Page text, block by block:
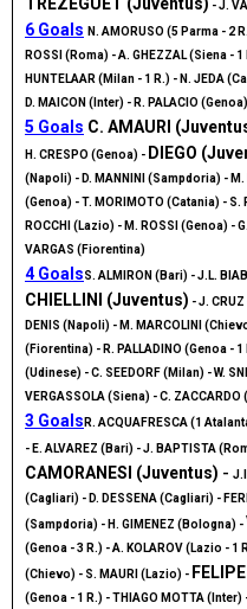
- J.
6 Goals N. AMORUSO (5 Parma - 2
ROSSI (Roma) - A. GHEZZAL (Siena -
HUNTELAAR (Milan - 1 R.) - N. JEDA
D. MAICON (Inter) - R. PALACIO (Genoa)
5 Goals C. AMAURI
H. CRESPO (Genoa) - DIEGO
(Napoli) - D. MANNINI (Sampdoria) -
(Genoa) - T. MORIMOTO (Catania) - S.
ROCCHI (Lazio) - M. ROSSI (Genoa) -
VARGAS (Fiorentina)
4 GoalsS. ALMIRON (Bari) - J.L.
CHIELLINI (Juventus) - J.
DENIS (Napoli) - M. MARCOLINI
(Fiorentina) - R. PALLADINO (Genoa - 1
(Udinese) - C. SEEDORF (Milan) - W.
VERGASSOLA (Siena) - C.
3 Goals R. ACQUAFRESCA (1
- E. ALVAREZ (Bari) - J. BAPTISTA
CAMORANESI (Juventus) -
(Cagliari) - D. DESSENA (Cagliari) -
(Sampdoria) - H. GIMENEZ (Bologna) -
(Genoa - 3 R.) - A. KOLAROV (Lazio - 1
(Chievo) - S. MAURI (Lazio) -
(Genoa - 1 R.) - THIAGO MOTTA